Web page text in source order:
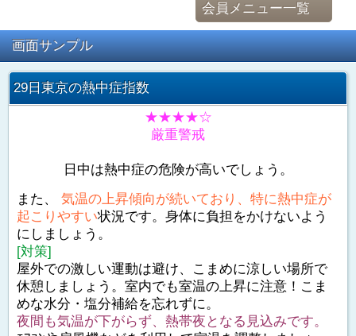
会員メニュー一覧
画面サンプル
29日東京の熱中症指数
★★★★☆
厳重警戒
日中は熱中症の危険が高いでしょう。
また、 気温の上昇傾向が続いており、特に熱中症が
起こりやすい状況です。身体に負担をかけないよう
にしましょう。
[対策]
屋外での激しい運動は避け、こまめに涼しい場所で
休憩しましょう。室内でも室温の上昇に注意！こま
めな水分・塩分補給を忘れずに。
夜間も気温が下がらず、熱帯夜となる見込みです。